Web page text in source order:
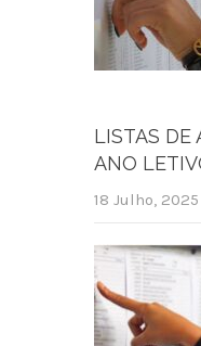
LISTAS DE
ANO
18 Julho, 2025